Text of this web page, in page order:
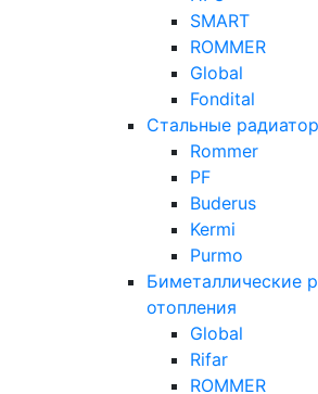
SMART
ROMMER
Global
Fondital
Стальные
Rommer
PF
Buderus
Kermi
Purmo
Биметаллические
отопления
Global
Rifar
ROMMER